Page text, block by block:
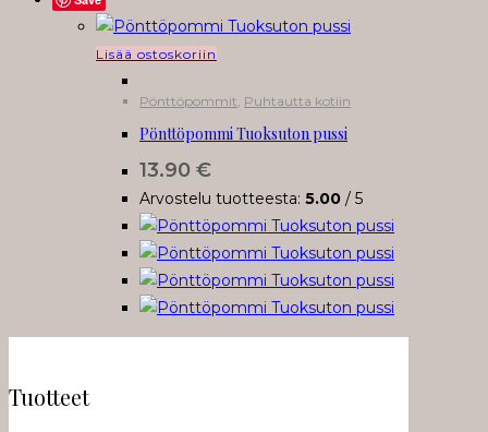
Lisää ostoskoriin
Pönttöpommit Puhtautta kotiin
Pönttöpommi Tuoksuton pussi
13.90 €
Arvostelu tuotteesta: 5.00 / 5
Tuotteet